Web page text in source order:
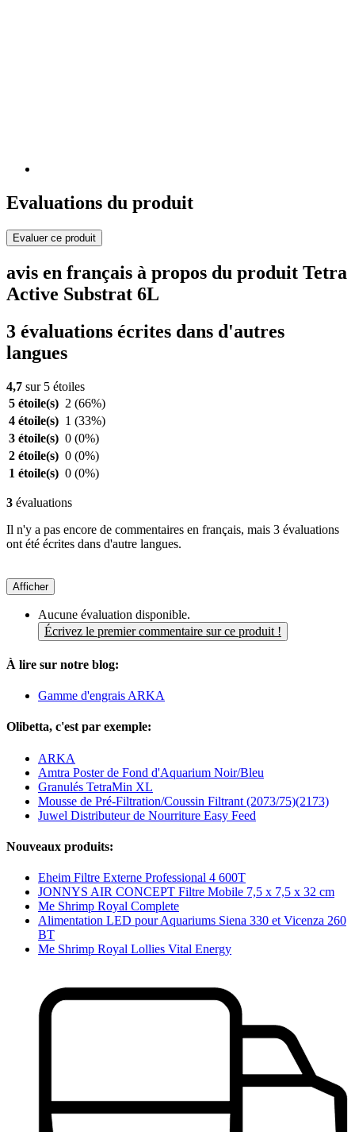
Evaluations du produit
Evaluer ce produit
avis en français à propos du produit Tetra
Active Substrat 6L
3 évaluations écrites dans d'autres
langues
4,7 sur 5 étoiles
5 étoile(s) 2 (66%)
4 étoile(s) 1 (33%)
3 étoile(s) 0 (0%)
2 étoile(s) 0 (0%)
1 étoile(s) 0 (0%)
3 évaluations
Il n'y a pas encore de commentaires en français, mais 3 évaluations
ont été écrites dans d'autre langues.
Afficher
Aucune évaluation disponible.
Écrivez le premier commentaire sur ce produit !
À lire sur notre blog:
Gamme d'engrais ARKA
Olibetta, c'est par exemple:
ARKA
Amtra Poster de Fond d'Aquarium Noir/Bleu
Granulés TetraMin XL
Mousse de Pré-Filtration/Coussin Filtrant (2073/75)(2173)
Juwel Distributeur de Nourriture Easy Feed
Nouveaux produits:
Eheim Filtre Externe Professional 4 600T
JONNYS AIR CONCEPT Filtre Mobile 7,5 x 7,5 x 32 cm
Me Shrimp Royal Complete
Alimentation LED pour Aquariums Siena 330 et Vicenza 260
BT
Me Shrimp Royal Lollies Vital Energy